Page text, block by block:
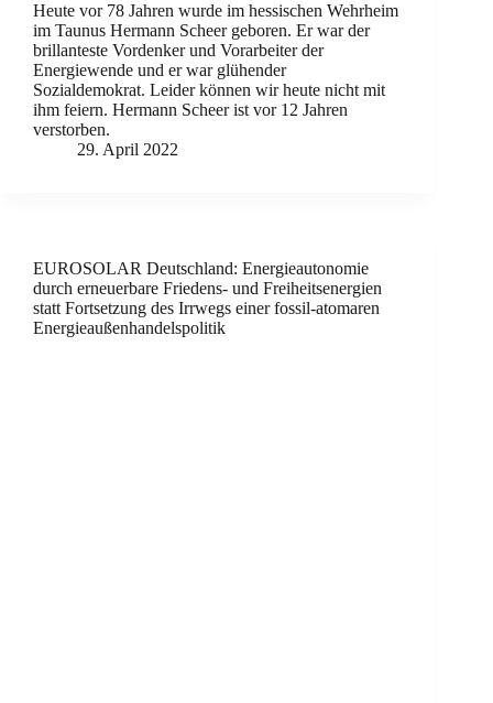
Heute vor 78 Jahren wurde im hessischen Wehrheim
im Taunus Hermann Scheer geboren. Er war der
brillanteste Vordenker und Vorarbeiter der
Energiewende und er war glühender
Sozialdemokrat. Leider können wir heute nicht mit
ihm feiern. Hermann Scheer ist vor 12 Jahren
verstorben.
29. April 2022
EUROSOLAR Deutschland: Energieautonomie
durch erneuerbare Friedens- und Freiheitsenergien
statt Fortsetzung des Irrwegs einer fossil-atomaren
Energieaußenhandelspolitik